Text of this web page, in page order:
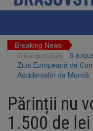
Breaking News
8 august 2026
8
Ziua Europeană de
Accidentelor de Muncă
fostului complex Duplex
Star
8 august 2026
pentru reducerea
Părinții nu
1.500 de